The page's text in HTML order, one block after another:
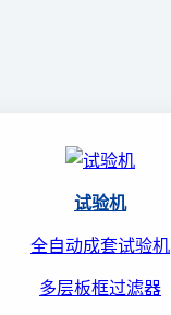
试验机
全自动成套试验机
多层板框过滤器